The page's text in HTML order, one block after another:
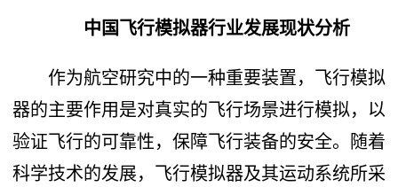
中国飞行模拟器行业发展现状分析
作为航空研究中的一种重要装置，飞行模拟
器的主要作用是对真实的飞行场景进行模拟，以
验证飞行的可靠性，保障飞行装备的安全。随着
科学技术的发展，飞行模拟器及其运动系统所采